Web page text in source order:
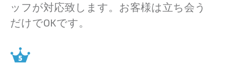
ッフが対応致します。お客様は立ち会う
だけでOKです。